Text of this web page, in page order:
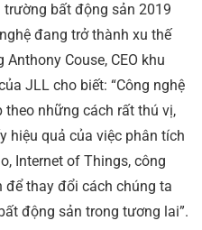
bất động sản 2019
đang trở thành xu thế
Couse, CEO khu
JLL cho biết: “Công nghệ
những cách rất thú vị,
hiệu quả của việc phân tích
Internet of Things, công
để thay đổi cách chúng ta
động sản trong tương lai”.